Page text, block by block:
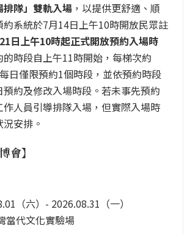
隊」雙軌入場 ，以提供更舒適、順
系統於7月14日上午10時開放民眾註
日上午10時起正式開放預約入場時
的時段自上午11時開始，每梯次約
日僅限預約1個時段，並依預約時段
約及修改入場時段。若未事先預約
人員引導排隊入場，但實際入場時
安排。
會】
（六）- 2026.08.31（一）
當代文化實驗場